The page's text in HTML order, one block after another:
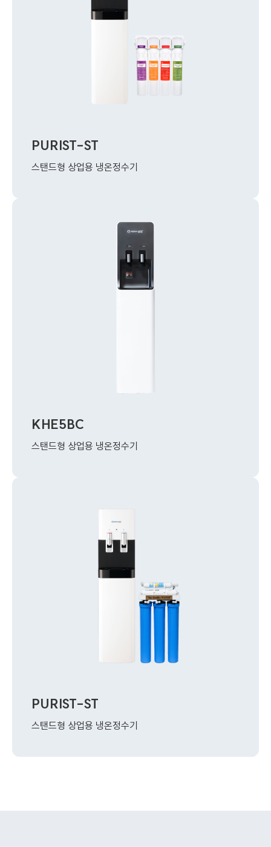
PURIST-ST
스탠드형 상업용 냉온정수기
KHE5BC
스탠드형 상업용 냉온정수기
PURIST-ST
스탠드형 상업용 냉온정수기